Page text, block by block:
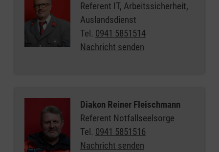
Referent IT, Arbeitssicherheit,
Auslandsdienst
Tel. 0941 5851514
Nachricht senden
Diakon Reiner Fleischmann
Referent Notfallseelsorge
Tel. 0941 5851516
Nachricht senden